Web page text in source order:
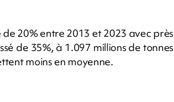
20% entre 2013 et 2023 avec près
de 35%, à 1.097 millions de tonnes
moins en moyenne.